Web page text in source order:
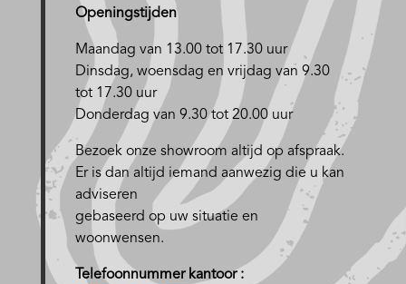
Openingstijden
Maandag van 13.00 tot 17.30 uur
Dinsdag, woensdag en vrijdag van 9.30
tot 17.30 uur
Donderdag van 9.30 tot 20.00 uur
Bezoek onze showroom altijd op afspraak.
Er is dan altijd iemand aanwezig die u kan
adviseren
gebaseerd op uw situatie en
woonwensen.
Telefoonnummer kantoor :